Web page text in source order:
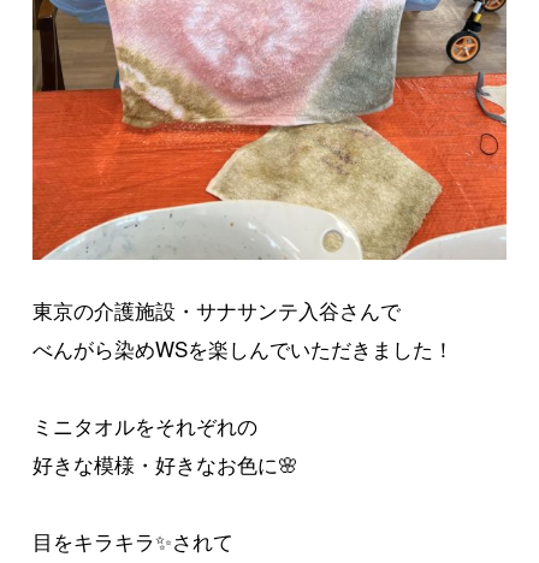
東京の介護施設・サナサンテ入谷さんで
べんがら染めWSを楽しんでいただきました！
ミニタオルをそれぞれの
好きな模様・好きなお色に🌸
目をキラキラ✨されて